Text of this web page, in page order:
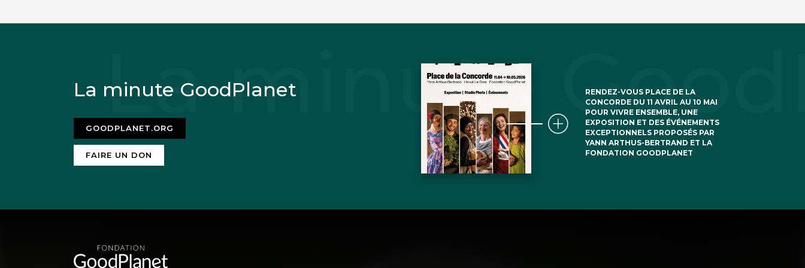
n’aurait pas à faire sa transition démographique ?
Quant aux militants en doudoune bleue, ils ont parfaitement raison de faire le
La minute GoodPlanet
GOODPLANET.ORG
FAIRE UN DON
RENDEZ-VOUS PLACE DE LA
CONCORDE DU 11 AVRIL AU 10 MAI
POUR VIVRE ENSEMBLE, UNE
EXPOSITION ET DES ÉVÉNEMENTS
EXCEPTIONNELS PROPOSÉS PAR
YANN ARTHUS-BERTRAND ET LA
FONDATION GOODPLANET